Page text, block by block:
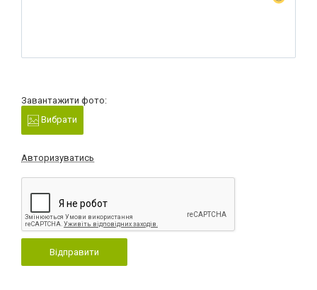
Завантажити фото:
Вибрати
Авторизуватись
Відправити